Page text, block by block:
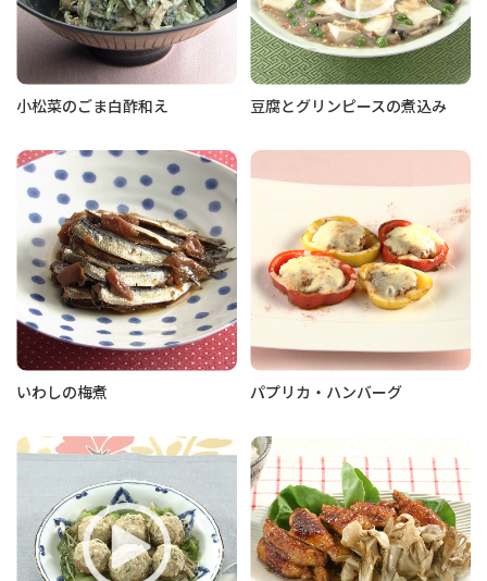
小松菜のごま白酢和え 豆腐とグリンピースの煮込み
いわしの梅煮 パプリカ・ハンバーグ